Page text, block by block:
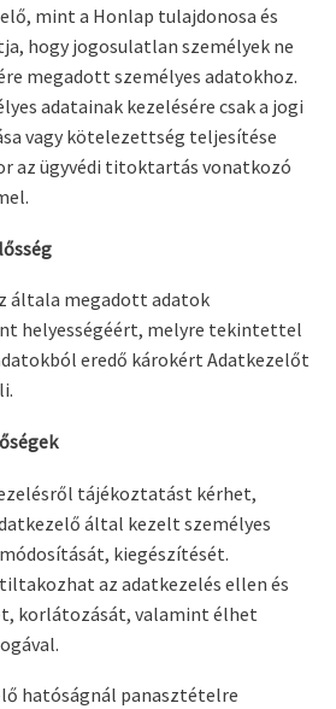
mint a Honlap tulajdonosa és
hogy jogosulatlan személyek ne
megadott személyes adatokhoz.
adatainak kezelésére csak a jogi
vagy kötelezettség teljesítése
az ügyvédi titoktartás vonatkozó
általa megadott adatok
helyességéért, melyre tekintettel
eredő károkért Adatkezelőt
tájékoztatást kérhet,
által kezelt személyes
kiegészítését.
az adatkezelés ellen és
korlátozását, valamint élhet
hatóságnál panasztételre